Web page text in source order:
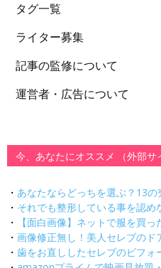
タグ一覧
ライター募集
記事の監修について
運営者・広告について
今、あなたにオススメ （外部サ
・ あなたならどっちを選ぶ？13の
・ それでも整形している事を認め
・
【面白画像】ネットで服を買っ
・ 画像修正無し！美人セレブのド
・ 歯をお直ししたセレブのビフォ